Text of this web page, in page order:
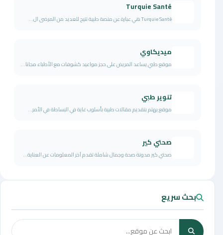
Turquie Santé
Turquie Santé هي عبارة عن منصة طبية تتيح للعديد من المرضى ال...
ميديكاوي
موقع طبي يساعد المريض على حجز مواعيد كشوفات مع الأطباء مجانا...
تنوير طبي
موقع يهتم بتقديم مقالات طبية بأسلوب غاية في البساطة في الأمر...
صحتي كير
صحتي كير مدونة صحة وجمال شاملة تقدم آخر المعلومات عن العناية...
بحث سريع